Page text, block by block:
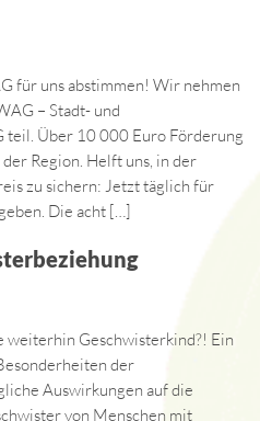
für uns abstimmen! Wir nehmen
– Stadt- und
teil. Über 10 000 Euro Förderung
Region. Helft uns, in der
zu sichern: Jetzt täglich für
Die acht […]
weiterhin Geschwisterkind?! Ein
der
Auswirkungen auf die
von Menschen mit